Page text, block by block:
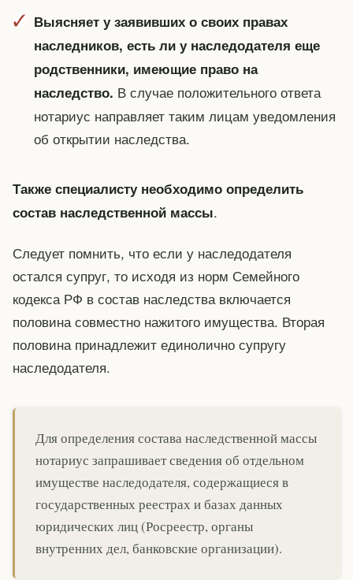
Выясняет у заявивших о своих правах
наследников, есть ли у наследодателя еще
родственники, имеющие право на
наследство. В случае положительного ответа
нотариус направляет таким лицам уведомления
об открытии наследства.
Также специалисту необходимо определить
состав наследственной массы.
Следует помнить, что если у наследодателя
остался супруг, то исходя из норм Семейного
кодекса РФ в состав наследства включается
половина совместно нажитого имущества. Вторая
половина принадлежит единолично супругу
наследодателя.
Для определения состава наследственной массы
нотариус запрашивает сведения об отдельном
имуществе наследодателя, содержащиеся в
государственных реестрах и базах данных
юридических лиц (Росреестр, органы
внутренних дел, банковские организации).